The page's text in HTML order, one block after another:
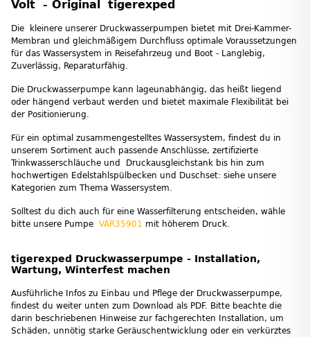
Volt - Original tigerexped
Die kleinere unserer Druckwasserpumpen bietet mit Drei-Kammer-
Membran und gleichmäßigem Durchfluss optimale Voraussetzungen
für das Wassersystem in Reisefahrzeug und Boot - Langlebig,
Zuverlässig, Reparaturfähig.
Die Druckwasserpumpe kann lageunabhängig, das heißt liegend
oder hängend verbaut werden und bietet maximale Flexibilität bei
der Positionierung.
Für ein optimal zusammengestelltes Wassersystem, findest du in
unserem Sortiment auch passende Anschlüsse, zertifizierte
Trinkwasserschläuche und Druckausgleichstank bis hin zum
hochwertigen Edelstahlspülbecken und Duschset: siehe unsere
Kategorien zum Thema Wassersystem.
Solltest du dich auch für eine Wasserfilterung entscheiden, wähle
bitte unsere Pumpe VAR35901 mit höherem Druck.
tigerexped Druckwasserpumpe - Installation,
Wartung, Winterfest machen
Ausführliche Infos zu Einbau und Pflege der Druckwasserpumpe,
findest du weiter unten zum Download als PDF. Bitte beachte die
darin beschriebenen Hinweise zur fachgerechten Installation, um
Schäden, unnötig starke Geräuschentwicklung oder ein verkürztes